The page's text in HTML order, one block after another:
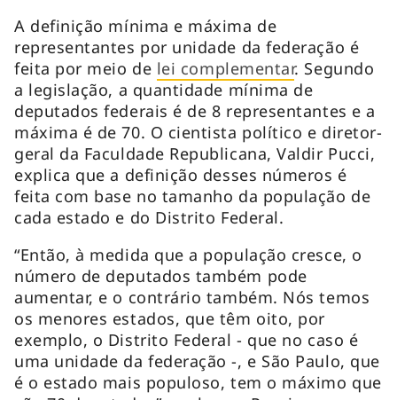
A definição mínima e máxima de
representantes por unidade da federação é
feita por meio de lei complementar. Segundo
a legislação, a quantidade mínima de
deputados federais é de 8 representantes e a
máxima é de 70. O cientista político e diretor-
geral da Faculdade Republicana, Valdir Pucci,
explica que a definição desses números é
feita com base no tamanho da população de
cada estado e do Distrito Federal.
“Então, à medida que a população cresce, o
número de deputados também pode
aumentar, e o contrário também. Nós temos
os menores estados, que têm oito, por
exemplo, o Distrito Federal - que no caso é
uma unidade da federação -, e São Paulo, que
é o estado mais populoso, tem o máximo que